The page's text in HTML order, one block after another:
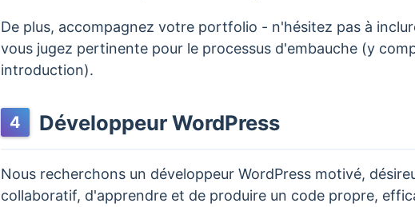
De plus, accompagnez votre portfolio - n'hésitez pas à
vous jugez pertinente pour le processus d'embauche (y
introduction).
4 Développeur WordPress
Nous recherchons un développeur WordPress motivé,
collaboratif, d'apprendre et de produire un code propre,